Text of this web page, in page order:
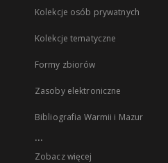
Kolekcje osób prywatnych
Kolekcje tematyczne
Formy zbiorów
Zasoby elektroniczne
Bibliografia Warmii i Mazur
...
Zobacz więcej